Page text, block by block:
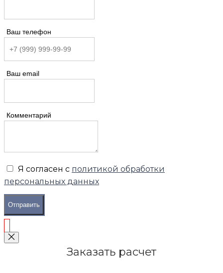
Ваш телефон
Ваш email
Комментарий
Я согласен с политикой обработки
персональных данных
Отправить
Заказать расчет